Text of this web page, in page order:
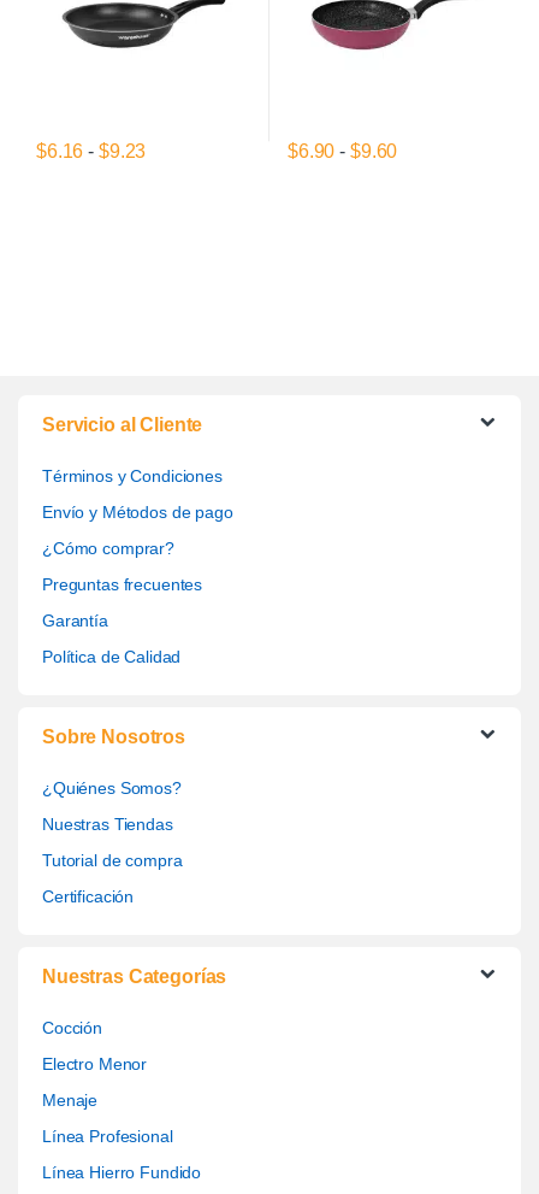
$6.16 - $9.23Rango de precios: desde $6.16 hasta $9.23
$6.90 - $9.60Rango de
Servicio al Cliente
Términos y Condiciones
Envío y Métodos de pago
¿Cómo comprar?
Preguntas frecuentes
Garantía
Política de Calidad
Sobre Nosotros
¿Quiénes Somos?
Nuestras Tiendas
Tutorial de compra
Certificación
Nuestras Categorías
Cocción
Electro Menor
Menaje
Línea Profesional
Línea Hierro Fundido